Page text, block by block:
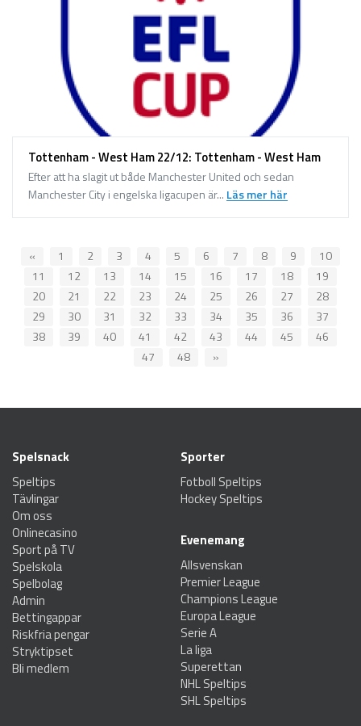
Tottenham - West Ham 22/12: Tottenham - West Ham
Efter att ha slagit ut både Manchester United och sedan
Manchester City i engelska ligacupen är... Läs mer här
« 1 2 3 4 5 6 7 8 9
10
11
12 13 14 15 16 17 18
19
20
21 22 23 24 25 26 27
28
29
30 31 32 33 34 35 36
37
38
39 40 41 42 43 44 45
46
47
48 »
Spelsnack
Speltips
Tävlingar
Om oss
Onlinecasino
Sport på TV
Spelskola
Spelbolag
Admin
Bettingappar
Riskfria pengar
Stryktipset
Bli medlem
Sporter
Fotboll Speltips
Hockey Speltips
Evenemang
Allsvenskan
Premier League
Champions League
Europa League
Serie A
La liga
Superettan
NHL Speltips
SHL Speltips